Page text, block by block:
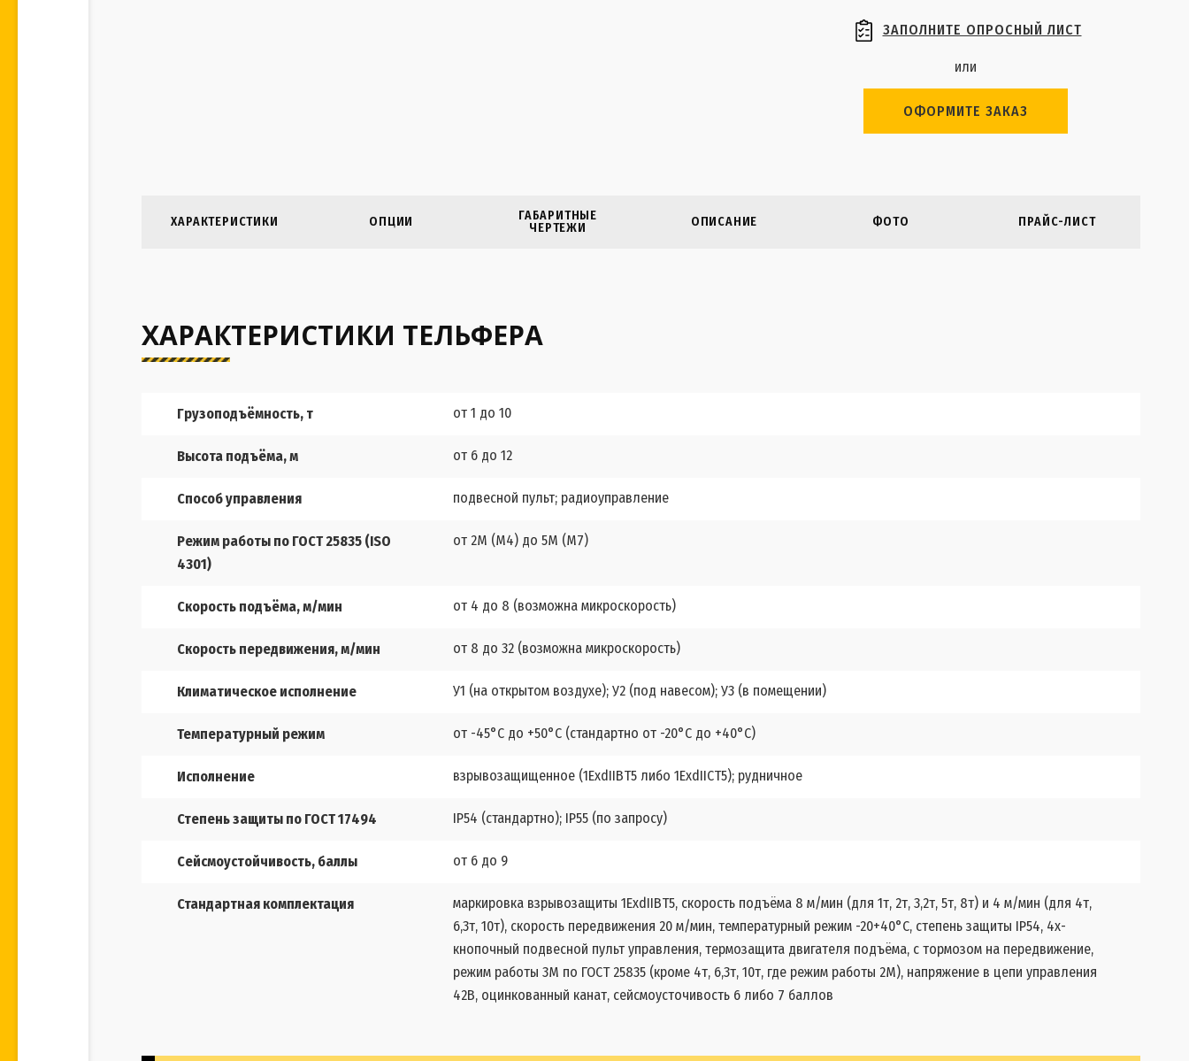
ЗАПОЛНИТЕ ОПРОСНЫЙ ЛИСТ
или
ОФОРМИТЕ ЗАКАЗ
ХАРАКТЕРИСТИКИ ОПЦИИ
ГАБАРИТНЫЕ
ЧЕРТЕЖИ
ОПИСАНИЕ ФОТО ПРАЙС-ЛИСТ
ХАРАКТЕРИСТИКИ ТЕЛЬФЕРА
Грузоподъёмность, т от 1 до 10
Высота подъёма, м от 6 до 12
Способ управления подвесной пульт; радиоуправление
Режим работы по ГОСТ 25835 (ISO
4301)
от 2М (М4) до 5М (М7)
Скорость подъёма, м/мин от 4 до 8 (возможна микроскорость)
Скорость передвижения, м/мин от 8 до 32 (возможна микроскорость)
Климатическое исполнение У1 (на открытом воздухе); У2 (под навесом); У3 (в помещении)
Температурный режим от -45°С до +50°С (стандартно от -20°С до +40°С)
Исполнение взрывозащищенное (1ЕхdIIBT5 либо 1ЕхdIIСT5); рудничное
Степень защиты по ГОСТ 17494 IP54 (стандартно); IP55 (по запросу)
Сейсмоустойчивость, баллы от 6 до 9
Стандартная комплектация
маркировка взрывозащиты 1ЕхdIIBT5, скорость подъёма 8 м/мин (для 1т, 2т, 3,2т, 5т, 8т) и 4 м/мин (для 4т,
6,3т, 10т), скорость передвижения 20 м/мин, температурный режим -20+40°С, степень защиты IP54, 4х-
кнопочный подвесной пульт управления, термозащита двигателя подъёма, с тормозом на передвижение,
режим работы 3М по ГОСТ 25835 (кроме 4т, 6,3т, 10т, где режим работы 2М), напряжение в цепи управления
42В, оцинкованный канат, сейсмоусточивость 6 либо 7 баллов